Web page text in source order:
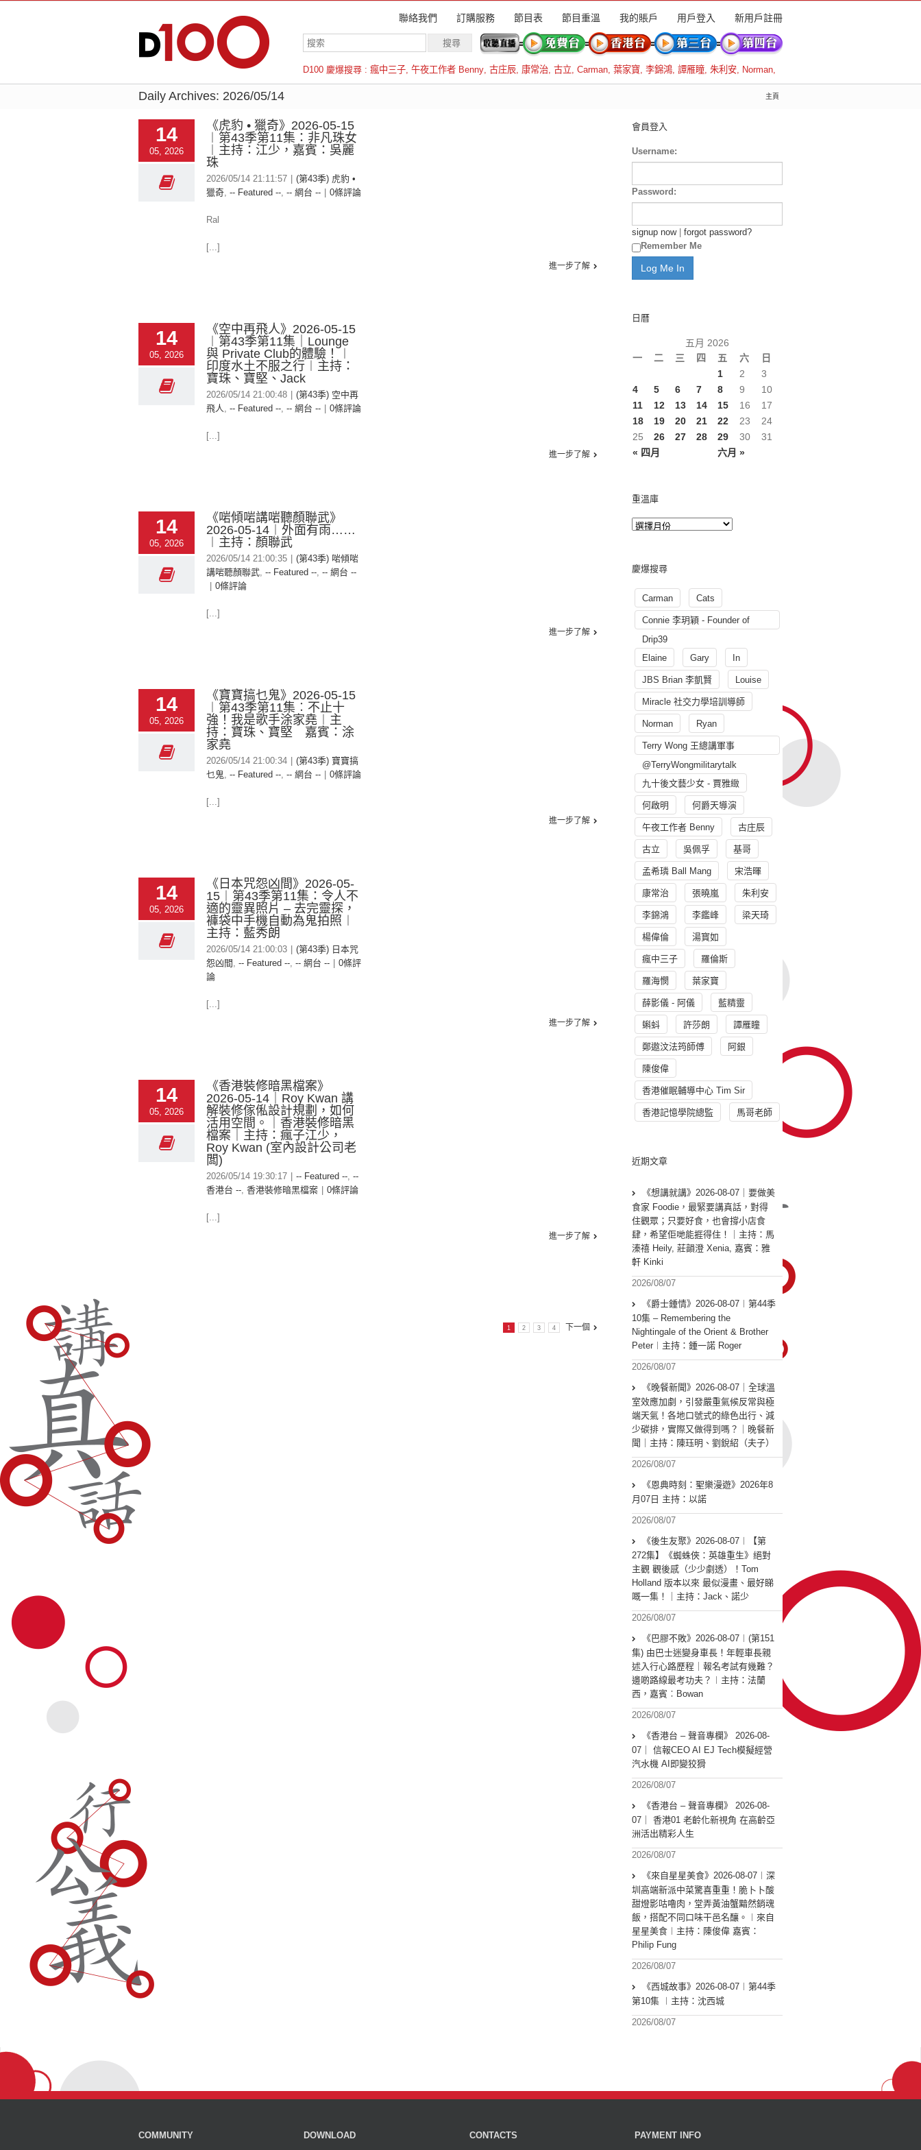
聯絡我們 訂購服務 節目表 節目重溫 我的賬戶 用戶登入 新用戶註冊
D100 慶爆搜尋 : 瘋中三子, 午夜工作者 Benny, 古庄辰, 康常治, 古立, Carman, 葉家寶, 李錦鴻, 譚雁瞳, 朱利安, Norman,
羅倫斯
Daily Archives: 2026/05/14 主頁
14
05, 2026
《虎豹 • 獵奇》2026-05-15
︱第43季第11集：非凡珠女
︱主持：江少，嘉賓：吳麗
珠
2026/05/14 21:11:57
(第43季) 虎豹 •
獵奇, -- Featured --, -- 網台 -- 0條評論
Ral
[...]
進一步了解
14
05, 2026
《空中再飛人》2026-05-15
︱第43季第11集｜Lounge
與 Private Club的體驗！︱
印度水土不服之行︱主持：
寶珠、寶堅、Jack
2026/05/14 21:00:48
(第43季) 空中再
飛人, -- Featured --, -- 網台 -- 0條評論
[...]
進一步了解
14
05, 2026
《啱傾啱講啱聽顏聯武》
2026-05-14︱外面有雨……
︱主持：顏聯武
2026/05/14 21:00:35
(第43季) 啱傾啱
講啱聽顏聯武, -- Featured --, -- 網台 --
0條評論
[...]
進一步了解
14
05, 2026
《寶寶搞乜鬼》2026-05-15
︱第43季第11集︰不止十
強！我是歌手涂家堯︱主
持：寶珠、寶堅 嘉賓：涂
家堯
2026/05/14 21:00:34
(第43季) 寶寶搞
乜鬼, -- Featured --, -- 網台 -- 0條評論
[...]
進一步了解
14
05, 2026
《日本咒怨凶間》2026-05-
15︱第43季第11集：令人不
適的靈異照片 – 去完靈探，
褲袋中手機自動為鬼拍照︱
主持：藍秀朗
2026/05/14 21:00:03
(第43季) 日本咒
怨凶間 , -- Featured --, -- 網台 --
0條評
論
[...]
進一步了解
14
05, 2026
《香港裝修暗黑檔案》
2026-05-14｜Roy Kwan 講
解裝修傢俬設計規劃，如何
活用空間。｜香港裝修暗黑
檔案｜主持：瘋子江少，
Roy Kwan (室內設計公司老
闆)
2026/05/14 19:30:17 -- Featured --, --
香港台 --, 香港裝修暗黑檔案 0條評論
[...]
進一步了解
1 2 3 4 下一個
會員登入
Username:
Password:
signup now| forgot password?
Remember Me
日曆
五月 2026
一
二 三 四 五 六 日
« 四月 六月 »
1 2
3
4
5 6 7 8 9
10
11
12 13 14 15 16
17
18
19 20 21 22 23
24
25
26 27 28 29 30 31
重溫庫
慶爆搜尋
Carman Cats
Connie 李玥穎 - Founder of
Drip39
Elaine
Gary In
JBS Brian 李凱賢 Louise
Miracle 社交力學培訓導師
Norman Ryan
Terry Wong 王總講軍事
@TerryWongmilitarytalk
九十後文藝少女 - 賈雅緻
何啟明 何爵天導演
午夜工作者 Benny 古庄辰
古立 吳佩孚 基哥
孟希璘 Ball Mang 宋浩暉
康常治 張曉嵐 朱利安
李錦鴻 李鑑峰 梁天琦
楊偉倫 湯寳如
瘋中三子 羅倫斯
羅海憫 葉家寶
薛影儀 - 阿儀 藍精靈
蝌蚪 許莎朗 譚雁瞳
鄭遨汶法筠師傅 阿銀
陳俊偉
香港催眠輔導中心 Tim Sir
香港記憶學院總監 馬哥老師
近期文章
《想講就講》2026-08-07｜要做美
食家 Foodie，最緊要講真話，對得
住觀眾；只要好食，也會撐小店食
肆，希望佢哋能捱得住！｜主持：馬
溱禧 Heily, 莊韻澄 Xenia, 嘉賓：雅
軒 Kinki
2026/08/07
《爵士鍾情》2026-08-07︱第44季
10集 – Remembering the
Nightingale of the Orient & Brother
Peter︱主持：鍾一諾 Roger
2026/08/07
《晚餐新聞》2026-08-07｜全球溫
室效應加劇，引發嚴重氣候反常與極
端天氣！各地口號式的綠色出行、減
少碳排，實際又做得到嗎？｜晚餐新
聞｜主持：陳珏明、劉銳紹（夫子）
2026/08/07
《恩典時刻：聖樂漫遊》2026年8
月07日 主持：以諾
2026/08/07
《後生友聚》2026-08-07︱【第
272集】《蜘蛛俠：英雄重生》絕對
主觀 觀後感（少少劇透）！Tom
Holland 版本以來 最似漫畫、最好睇
嘅一集！｜主持：Jack、諾少
2026/08/07
《巴膠不敗》2026-08-07︱(第151
集) 由巴士迷變身車長！年輕車長親
述入行心路歷程｜報名考試有幾難？
邊啲路線最考功夫？︱主持：法蘭
西，嘉賓︰Bowan
2026/08/07
《香港台 – 聲音專欄》 2026-08-
07｜ 信報CEO AI EJ Tech模擬經營
汽水機 AI即變狡猾
2026/08/07
《香港台 – 聲音專欄》 2026-08-
07｜ 香港01 老齡化新視角 在高齡亞
洲活出精彩人生
2026/08/07
《來自星星美食》2026-08-07︱深
圳高端新派中菜驚喜重重！脆卜卜酸
甜燈影咕嚕肉，堂弄黃油蟹黯然銷魂
飯，搭配不同口味干邑名釀。︱來自
星星美食︱主持：陳俊偉 嘉賓：
Philip Fung
2026/08/07
《西城故事》2026-08-07︱第44季
第10集 ︱主持：沈西城
2026/08/07
COMMUNITY DOWNLOAD CONTACTS PAYMENT INFO